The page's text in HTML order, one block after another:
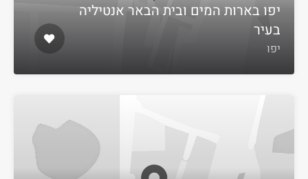
יפו בארות המים ובית הבאר אנטיליה
בעיר
יפו